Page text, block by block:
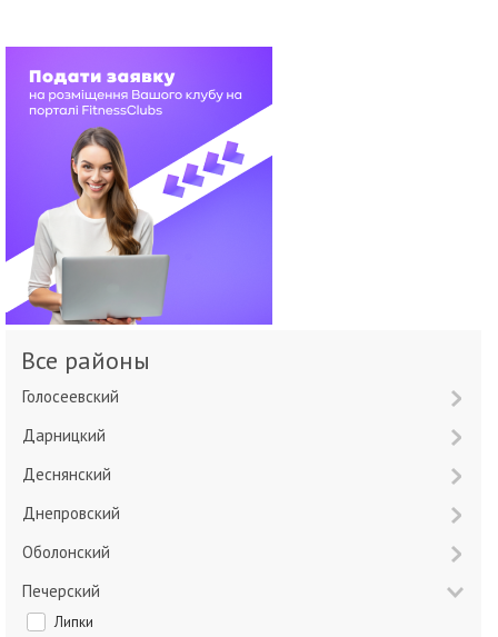
Все районы
Голосеевский
Дарницкий
Деснянский
Днепровский
Оболонский
Печерский
Липки